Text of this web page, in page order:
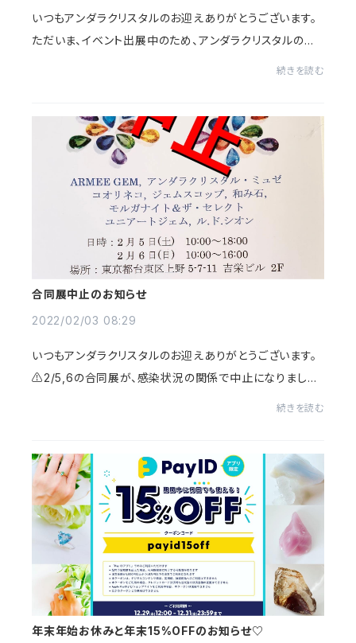
いつもアンダラクリスタルのお迎えありがとうございます。
ただいま、イベント出展中のため、アンダラクリスタルの掲
続きを読む
合同展中止のお知らせ
2022/02/03 08:29
いつもアンダラクリスタルのお迎えありがとうございます。
⚠️2/5,6の合同展が、感染状況の関係で中止になりまし
続きを読む
年末年始お休みと年末15%OFFのお知らせ♡